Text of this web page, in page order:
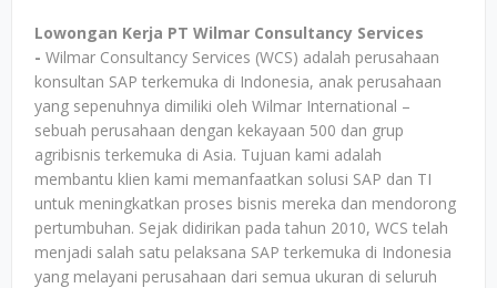
Lowongan Kerja PT Wilmar Consultancy Services
- Wilmar Consultancy Services (WCS) adalah perusahaan
konsultan SAP terkemuka di Indonesia, anak perusahaan
yang sepenuhnya dimiliki oleh Wilmar International –
sebuah perusahaan dengan kekayaan 500 dan grup
agribisnis terkemuka di Asia. Tujuan kami adalah
membantu klien kami memanfaatkan solusi SAP dan TI
untuk meningkatkan proses bisnis mereka dan mendorong
pertumbuhan. Sejak didirikan pada tahun 2010, WCS telah
menjadi salah satu pelaksana SAP terkemuka di Indonesia
yang melayani perusahaan dari semua ukuran di seluruh